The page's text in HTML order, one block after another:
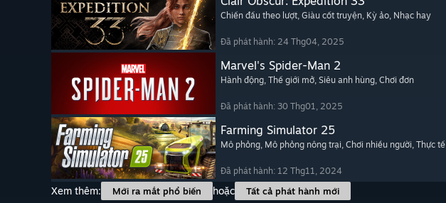
Chiến đấu theo lượt, Giàu cốt truyện, Kỳ ảo, Nhạc hay
Đã phát hành: 24 Thg04, 2025
Marvel's Spider-Man 2
Hành động, Thế giới mở, Siêu anh hùng, Chơi đơn
Đã phát hành: 30 Thg01, 2025
Farming Simulator 25
Mô phỏng, Mô phỏng nông trại, Chơi nhiều người, Thực tế
Đã phát hành: 12 Thg11, 2024
Xem thêm:
Mới ra mắt phổ biến hoặc Tất cả phát hành mới